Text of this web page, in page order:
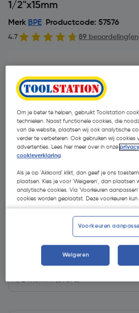
1/2"x15mm
Merk BPE Productcode: 57576
4.7 89
| Excl. btw € 2,80
Kies productvariant
Om je beter te helpen, gebruikt Toolstation
technieken. Naast functionele cookies, die
van de website, plaatsen wij ook analytische
verder te verbeteren. Ook gebruiken wij cookies
advertenties. Lees hier meer over in onze
cookieverklaring.
Als je op 'Akkoord' klikt, dan geef je ons
plaatsen. Kies je voor 'Weigeren', dan plaatsen
analytische cookies. Via 'Voorkeuren
cookies worden geplaatst. Deze voorkeuren
Voorkeuren
Weigeren